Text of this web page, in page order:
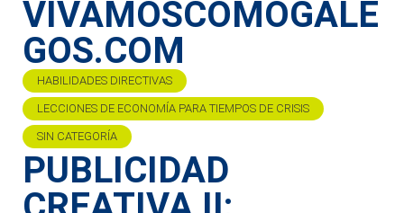
VIVAMOSCOMOGALE
GOS.COM
HABILIDADES DIRECTIVAS
LECCIONES DE ECONOMÍA PARA TIEMPOS DE CRISIS
SIN CATEGORÍA
PUBLICIDAD